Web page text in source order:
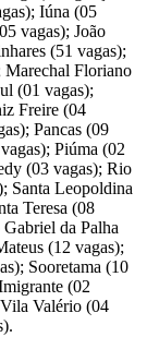
Iúna (05
vagas); João
(51 vagas);
Marechal Floriano
(01 vagas);
Freire (04
Pancas (09
Piúma (02
(03 vagas); Rio
Santa Leopoldina
Teresa (08
da Palha
(12 vagas);
Sooretama (10
(02
Valério (04